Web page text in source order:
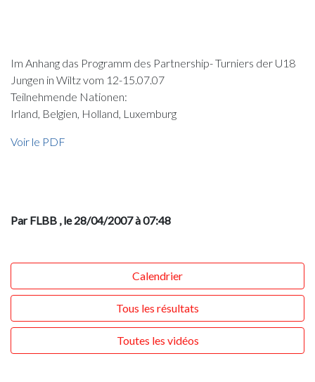
Im Anhang das Programm des Partnership- Turniers der U18
Jungen in Wiltz vom 12-15.07.07
Teilnehmende Nationen:
Irland, Belgien, Holland, Luxemburg
Voir le PDF
Par FLBB , le 28/04/2007 à 07:48
Calendrier
Tous les résultats
Toutes les vidéos